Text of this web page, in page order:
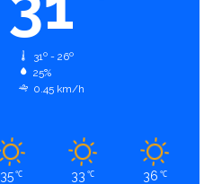
31º - 26º
25%
0.45 km/h
35 ℃ 33 ℃ 36 ℃